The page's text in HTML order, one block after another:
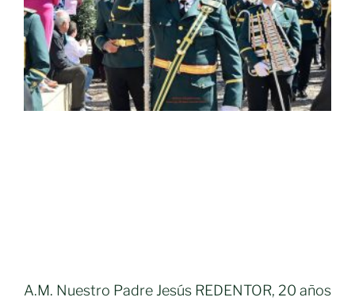
A.M. Nuestro Padre Jesús REDENTOR, 20 años